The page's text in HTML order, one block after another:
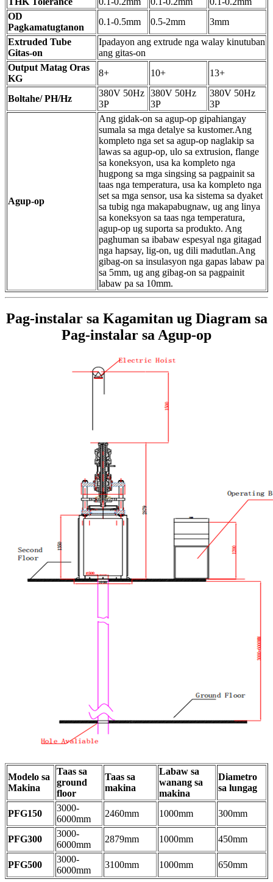
OD
Pagkamatugtanon
0.1-0.5mm 0.5-2mm
3mm
Extruded Tube
Gitas-on
Ipadayon ang extrude nga walay kinutuban
ang gitas-on
Output Matag Oras
KG
8+ 10+ 13+
Boltahe/ PH/Hz
380V 50Hz
3P
380V 50Hz
3P
380V 50Hz
3P
Agup-op
Ang gidak-on sa agup-op gipahiangay
sumala sa mga detalye sa kustomer.Ang
kompleto nga set sa agup-op naglakip sa
lawas sa agup-op, ulo sa extrusion, flange
sa koneksyon, usa ka kompleto nga
hugpong sa mga singsing sa pagpainit sa
taas nga temperatura, usa ka kompleto nga
set sa mga sensor, usa ka sistema sa dyaket
sa tubig nga makapabugnaw, ug ang linya
sa koneksyon sa taas nga temperatura,
agup-op ug suporta sa produkto. Ang
paghuman sa ibabaw espesyal nga gitagad
nga hapsay, lig-on, ug dili madutlan.Ang
gibag-on sa insulasyon nga gapas labaw pa
sa 5mm, ug ang gibag-on sa pagpainit
labaw pa sa 10mm.
Pag-instalar sa Kagamitan ug Diagram sa
Pag-instalar sa Agup-op
Modelo sa
Makina
Taas sa
ground
floor
Taas sa
makina
Labaw sa
wanang sa
makina
Diametro
sa lungag
PFG150
3000-
6000mm
2460mm 1000mm 300mm
PFG300
3000-
6000mm
2879mm 1000mm 450mm
PFG500
3000-
6000mm
3100mm 1000mm 650mm